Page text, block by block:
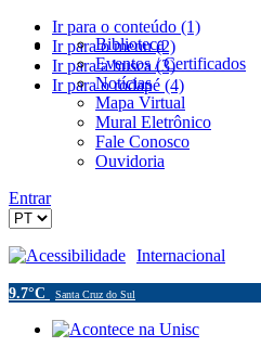
Ir para o conteúdo (1)
Ir para o menu (2)
Ir para a busca (3)
Ir para o rodapé (4)
Biblioteca
Eventos / Certificados
Notícias
Mapa Virtual
Mural Eletrônico
Fale Conosco
Ouvidoria
Entrar
Acessibilidade Internacional
9.7°C Santa Cruz do Sul